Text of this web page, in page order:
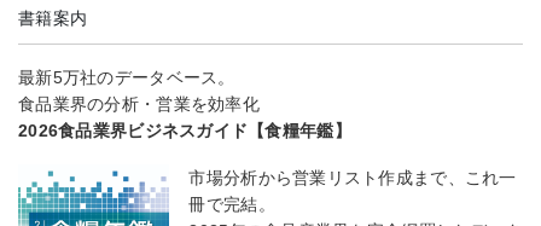
書籍案内
最新5万社のデータベース。
食品業界の分析・営業を効率化
2026食品業界ビジネスガイド【食糧年鑑】
市場分析から営業リスト作成まで、これ一
冊で完結。